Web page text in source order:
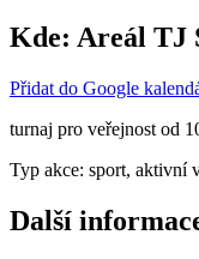
Kde: Areál TJ
Přidat do Google
turnaj pro veřejnost od
Typ akce: sport, aktivní
Další